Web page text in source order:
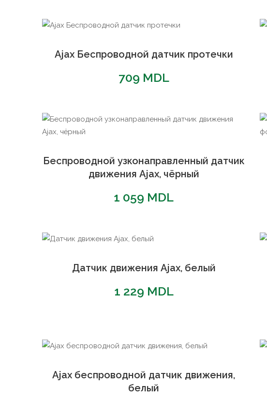
Ajax Беспроводной датчик протечки
709 MDL
Беспроводной узконаправленный датчик
движения Ajax, чёрный
1 059 MDL
Датчик движения Ajax, белый
1 229 MDL
Ajax беспроводной датчик движения,
белый